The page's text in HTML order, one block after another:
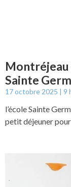
Sainte
17 octobre 2025 9
l’école Sainte
petit déjeuner